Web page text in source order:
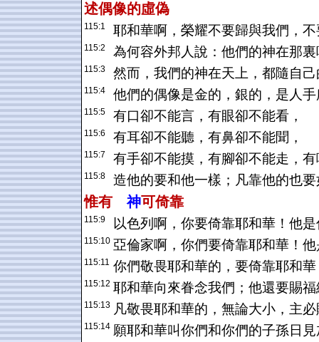
述偶像的虛偽
115:1 耶和華啊，榮耀不要歸與我們，
115:2 為何容外邦人說：他們的神在那
115:3 然而，我們的神在天上，都隨自
115:4 他們的偶像是金的，銀的，是人
115:5 有口卻不能言，有眼卻不能看，
115:6 有耳卻不能聽，有鼻卻不能聞，
115:7 有手卻不能摸，有腳卻不能走，
115:8 造他的要和他一樣；凡靠他的也
惟有 神可倚靠
115:9 以色列啊，你要倚靠耶和華！他
115:10 亞倫家啊，你們要倚靠耶和華！
115:11 你們敬畏耶和華的，要倚靠耶和
115:12 耶和華向來眷念我們；他還要賜
115:13 凡敬畏耶和華的，無論大小，主
115:14 願耶和華叫你們和你們的子孫日